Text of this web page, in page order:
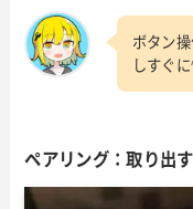
ボタン
しすぐに
ペアリング：取り出